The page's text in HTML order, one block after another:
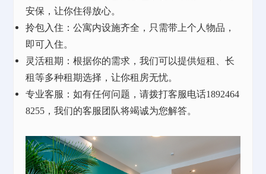
安保，让你住得放心。
拎包入住：公寓内设施齐全，只需带上个人物品，
即可入住。
灵活租期：根据你的需求，我们可以提供短租、长
租等多种租期选择，让你租房无忧。
专业客服：如有任何问题，请拨打客服电话1892464
8255，我们的客服团队将竭诚为您解答。